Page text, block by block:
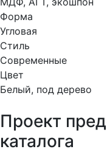
Форма
Угловая
Стиль
Современные
Цвет
Белый, под дерево
Проект
каталога